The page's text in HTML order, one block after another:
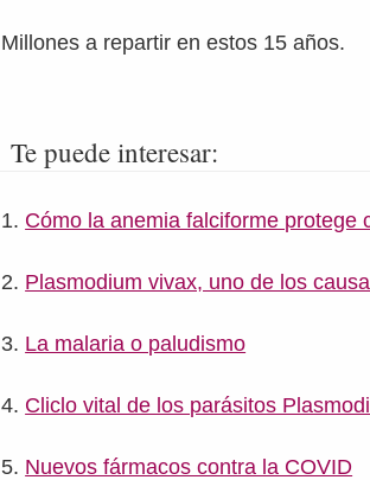
Millones a repartir en estos 15 años.
Te puede interesar:
Cómo la anemia falciforme protege
Plasmodium vivax, uno de los
La malaria o paludismo
Cliclo vital de los parásitos
Nuevos fármacos contra la COVID